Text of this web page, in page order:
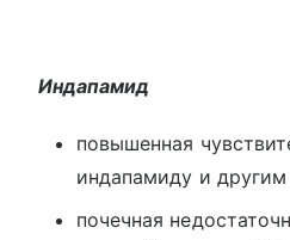
Индапамид
повышенная
индапамиду и
почечная